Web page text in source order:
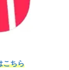
こちら